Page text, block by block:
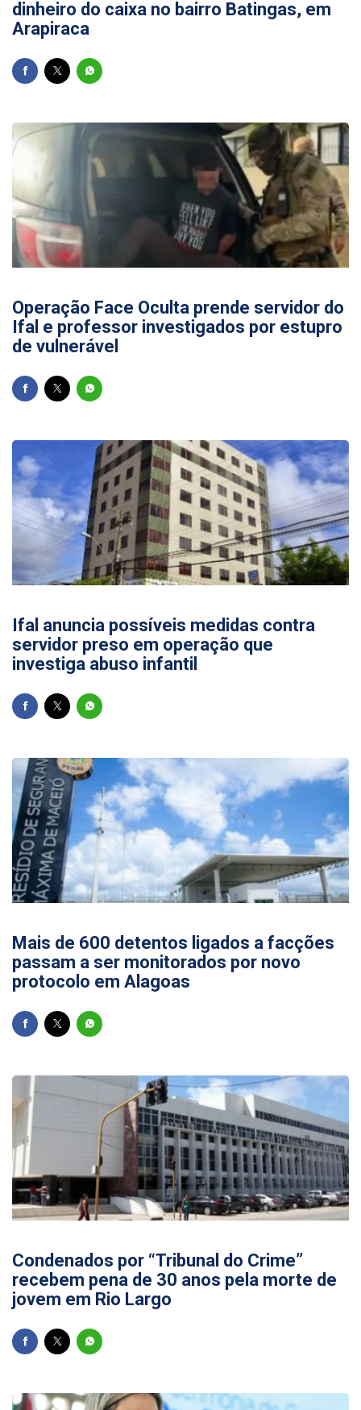
dinheiro do caixa no bairro Batingas, em
Arapiraca
Operação Face Oculta prende servidor do
Ifal e professor investigados por estupro
de vulnerável
Ifal anuncia possíveis medidas contra
servidor preso em operação que
investiga abuso infantil
Mais de 600 detentos ligados a facções
passam a ser monitorados por novo
protocolo em Alagoas
Condenados por “Tribunal do Crime”
recebem pena de 30 anos pela morte de
jovem em Rio Largo